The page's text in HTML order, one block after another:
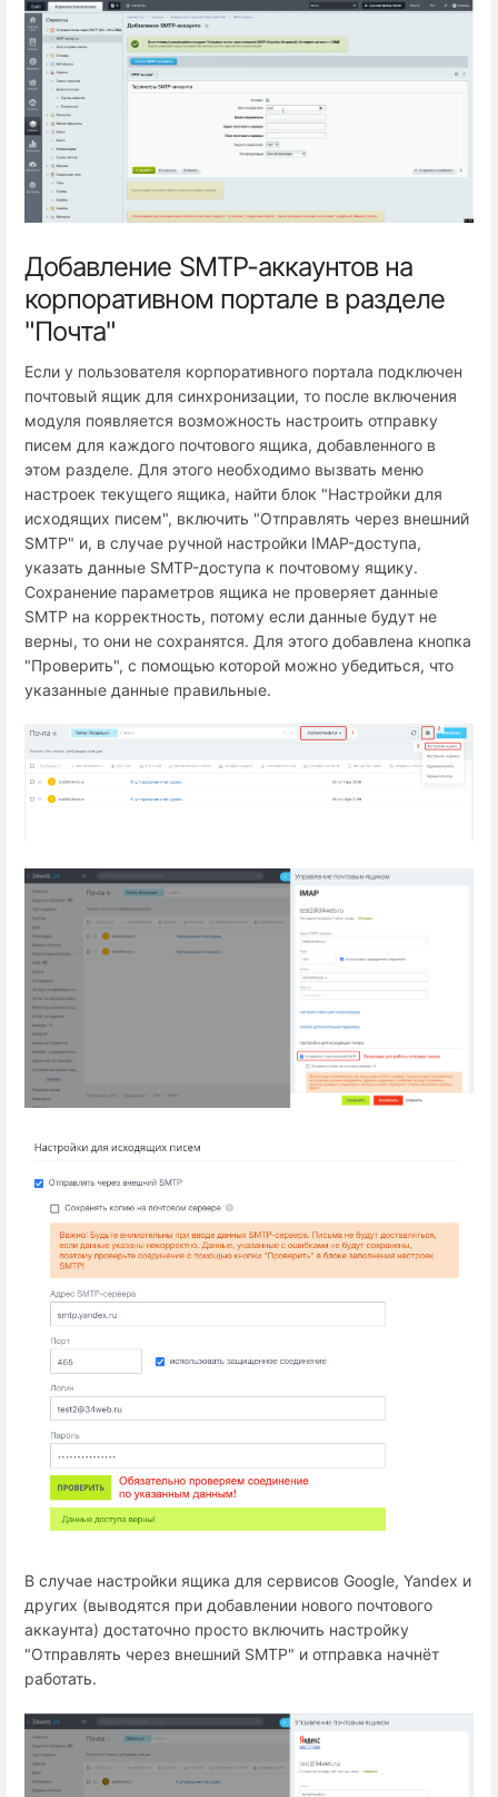
Добавление SMTP-аккаунтов на
корпоративном портале в разделе
"Почта"
Если у пользователя корпоративного портала подключен
почтовый ящик для синхронизации, то после включения
модуля появляется возможность настроить отправку
писем для каждого почтового ящика, добавленного в
этом разделе. Для этого необходимо вызвать меню
настроек текущего ящика, найти блок "Настройки для
исходящих писем", включить "Отправлять через внешний
SMTP" и, в случае ручной настройки IMAP-доступа,
указать данные SMTP-доступа к почтовому ящику.
Сохранение параметров ящика не проверяет данные
SMTP на корректность, потому если данные будут не
верны, то они не сохранятся. Для этого добавлена кнопка
"Проверить", с помощью которой можно убедиться, что
указанные данные правильные.
В случае настройки ящика для сервисов Google, Yandex и
других (выводятся при добавлении нового почтового
аккаунта) достаточно просто включить настройку
"Отправлять через внешний SMTP" и отправка начнёт
работать.